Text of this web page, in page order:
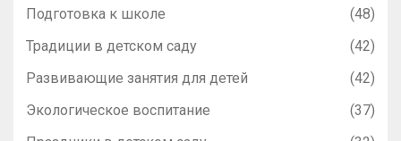
Подготовка к школе
(48)
Традиции в детском саду
(42)
Развивающие занятия для детей
(42)
Экологическое воспитание
(37)